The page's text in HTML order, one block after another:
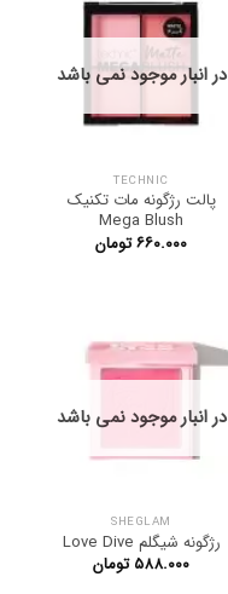
در انبار موجود نمی باشد
TECHNIC
پالت رژگونه مات تکنیک
Mega Blush
۶۶۰.۰۰۰تومان
در انبار موجود نمی باشد
SHEGLAM
رژگونه شیگلم Love Dive
۵۸۸.۰۰۰ تومان